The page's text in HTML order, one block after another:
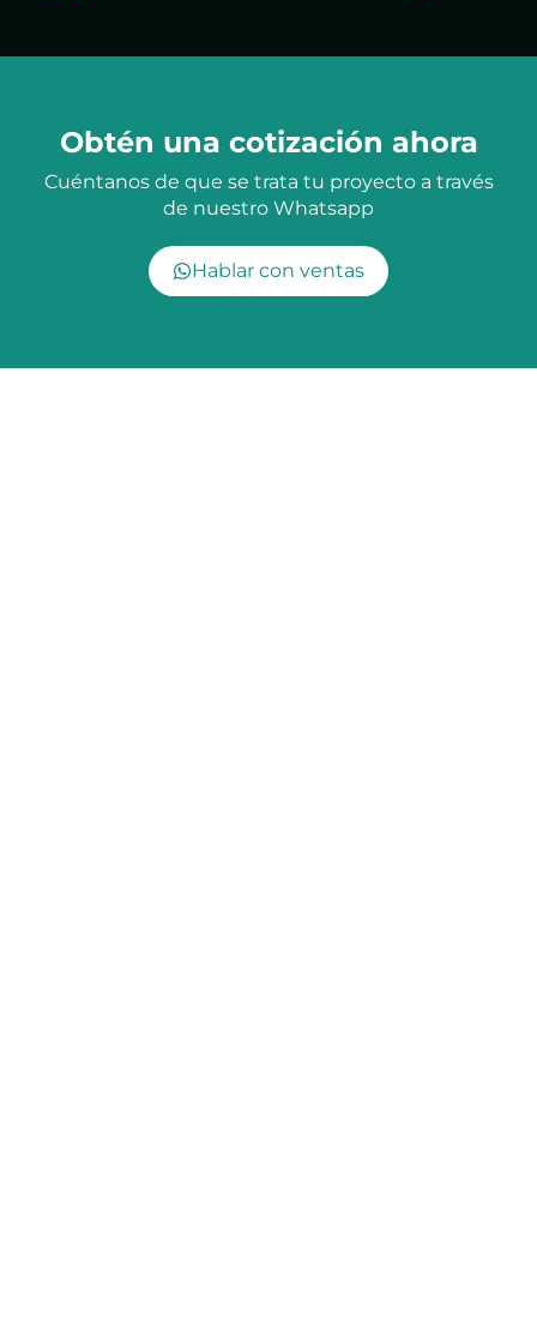
Obtén una cotización ahora
Cuéntanos de que se trata tu proyecto a través
de nuestro Whatsapp
Hablar con ventas